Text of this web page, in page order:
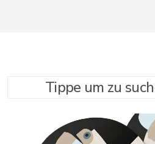
Tippe um zu suchen